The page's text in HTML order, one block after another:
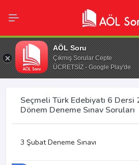
AÖL Soru
Çıkmış Sorular Cepte
ÜCRETSİZ - Google Play'de
Seçmeli Türk Edebiyatı 6 Dersi
Dönem Deneme Sınav Soruları
3 Şubat Deneme Sınavı